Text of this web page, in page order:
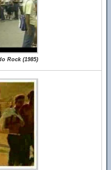
Rock (1985)